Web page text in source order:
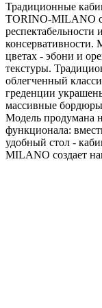
Традиционные
TORINO-MILANO
респектабельности
консервативности.
цветах - эбони и
текстуры.
облегченный
греденции
массивные
Модель продумана
функционала:
удобный стол -
MILANO создает